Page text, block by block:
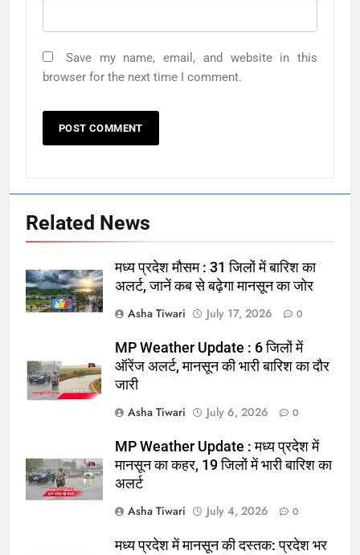
Save my name, email, and website in this
browser for the next time I comment.
Related News
मध्य प्रदेश मौसम : 31 जिलों में बारिश का
अलर्ट, जानें कब से बढ़ेगा मानसून का जोर
Asha Tiwari
July 17, 2026 0
MP Weather Update : 6 जिलों में
ऑरेंज अलर्ट, मानसून की भारी बारिश का दौर
जारी
Asha Tiwari
July 6, 2026 0
MP Weather Update : मध्य प्रदेश में
मानसून का कहर, 19 जिलों में भारी बारिश का
अलर्ट
Asha Tiwari
July 4, 2026 0
मध्य प्रदेश में मानसून की दस्तक: प्रदेश भर